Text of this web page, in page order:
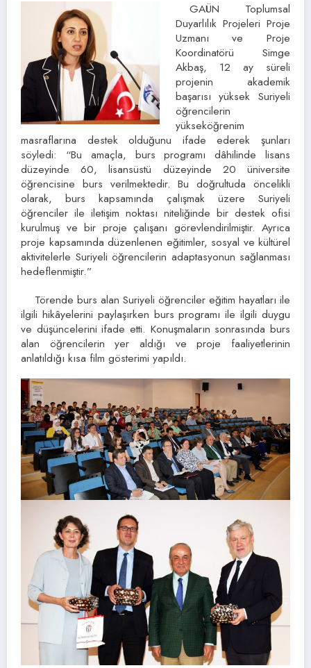
GAÜN Toplumsal
Duyarlılık Projeleri Proje
Uzmanı ve Proje
Koordinatörü Simge
Akbaş, 12 ay süreli
projenin akademik
başarısı yüksek Suriyeli
öğrencilerin
yükseköğrenim
masraflarına destek olduğunu ifade ederek şunları
söyledi: “Bu amaçla, burs programı dâhilinde lisans
düzeyinde 60, lisansüstü düzeyinde 20 üniversite
öğrencisine burs verilmektedir. Bu doğrultuda öncelikli
olarak, burs kapsamında çalışmak üzere Suriyeli
öğrenciler ile iletişim noktası niteliğinde bir destek ofisi
kurulmuş ve bir proje çalışanı görevlendirilmiştir. Ayrıca
proje kapsamında düzenlenen eğitimler, sosyal ve kültürel
aktivitelerle Suriyeli öğrencilerin adaptasyonun sağlanması
hedeflenmiştir.”
Törende burs alan Suriyeli öğrenciler eğitim hayatları ile
ilgili hikâyelerini paylaşırken burs programı ile ilgili duygu
ve düşüncelerini ifade etti. Konuşmaların sonrasında burs
alan öğrencilerin yer aldığı ve proje faaliyetlerinin
anlatıldığı kısa film gösterimi yapıldı.